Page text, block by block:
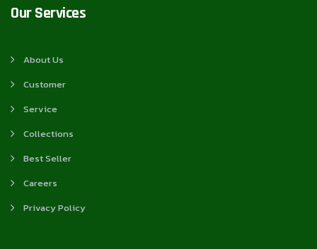
Our Services
About Us
Customer
Service
Collections
Best Seller
Careers
Privacy Policy